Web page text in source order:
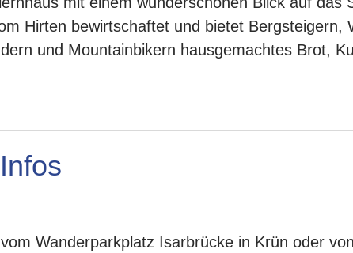
Hirten bewirtschaftet und bietet Bergsteigern,
und Mountainbikern hausgemachtes Brot,
Wanderparkplatz Isarbrücke in Krün oder